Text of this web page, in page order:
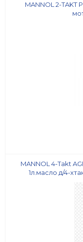
MANNOL 2-TAKT
MANNOL 4-Takt
1л.масло д/4-